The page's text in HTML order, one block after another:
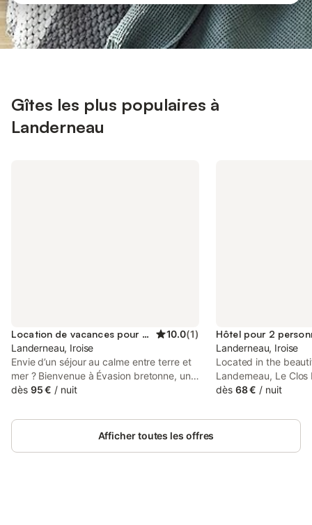
Gîtes les plus populaires à
Landerneau
Location de vacances pour 2 personnes 10.0(1)
Landerneau, Iroise
Envie d’un séjour au calme entre terre et
mer ? Bienvenue à Évasion bretonne, un
cocon cosy pour se ressourcer au cœur
accueillante située dans un quartier
résidentiel calme de Landerneau, à
dès 95 € / nuit
Hôtel pour 2
Landerneau, Iroise
Located in the
Landerneau, Le
Cit'Hotel offers free
manor house. Brest
dès 68 € / nuit
Afficher toutes les offres